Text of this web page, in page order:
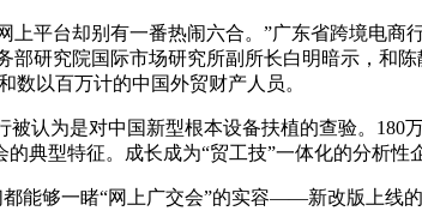
台却别有一番热闹六合。”广东省跨境电商
研究院国际市场研究所副所长白明暗示，和
以百万计的中国外贸财产人员。
为是对中国新型根本设备扶植的查验。180
典型特征。成长成为“贸工技”一体化的分析性
够一睹“网上广交会”的实容——新改版上线的